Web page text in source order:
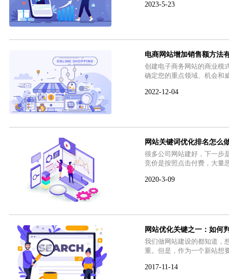
2023-5-23
电商网站增加销售额方法
创建电子商务网站的商业模
确定您的重点领域、机会和
2022-12-04
网站关键词优化排名怎么
很多公司网站建好，下一步
竞价是按照点击付费，大量
2020-3-09
网站优化关键之一：如何
我们做网站建设的都知道，
重。但是，作为一个新站想
2017-11-14